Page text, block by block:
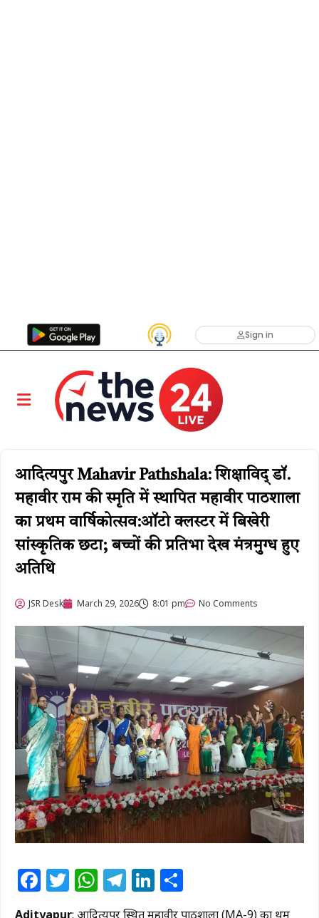
Sign in
आदित्यपुर Mahavir Pathshala: शिक्षाविद् डॉ.
महावीर राम की स्मृति में स्थापित महावीर पाठशाला
का प्रथम वार्षिकोत्सव:ऑटो क्लस्टर में बिखेरी
सांस्कृतिक छटा; बच्चों की प्रतिभा देख मंत्रमुग्ध हुए
अतिथि
JSR Desk March 29, 2026 8:01 pm No Comments
Facebook
Twitter
WhatsApp
Telegram
LinkedIn
Adityapur: आदित्यपुर स्थित महावीर पाठशाला (MA-9) का प्रथम